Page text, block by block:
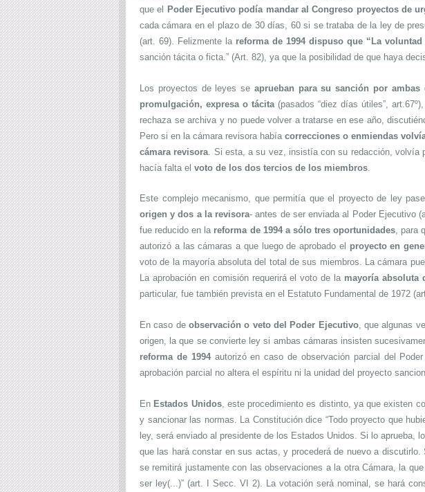
que el
Poder Ejecutivo podía mandar al Congreso proyectos de
cada cámara en el plazo de 30 días, 60 si se trataba de la ley de
(art. 69). Felizmente la reforma de 1994 dispuso que “La
sanción tácita o ficta.” (Art. 82), ya que la posibilidad de que haya
Los proyectos de leyes se aprueban para su sanción por
promulgación, expresa o tácita (pasados “diez días útiles”,
rechaza se archiva y no puede volver a tratarse en ese año,
Pero si en la cámara revisora había correcciones o enmiendas
cámara revisora . Si esta, a su vez, insistía con su redacción,
hacía falta el voto de los dos tercios de los miembros
Este complejo mecanismo, que permitía que el proyecto de ley
origen y dos a la revisora- antes de ser enviada al Poder Ejecutivo
fue reducido en la reforma de 1994 a sólo tres oportunidades, para
autorizó a las cámaras a que luego de aprobado el proyecto en
voto de la mayoría absoluta del total de sus miembros. La cámara
La aprobación en comisión requerirá el voto de la mayoría absoluta
particular, fue también prevista en el Estatuto Fundamental de 1972
En caso de observación o veto del Poder Ejecutivo, que algunas
origen, la que se convierte ley si ambas cámaras insisten
reforma de 1994autorizó en caso de observación parcial del
aprobación parcial no altera el espíritu ni la unidad del proyecto
En Estados Unidos, este procedimiento es distinto, ya que existen
y sancionar las normas. La Constitución dice “Todo proyecto que
ley, será enviado al presidente de los Estados Unidos. Si lo aprueba,
que las hará constar en sus actas, y procederá de nuevo a
se remitirá justamente con las observaciones a la otra Cámara, la
ser ley(...)” (art. I Secc. VI 2). La votación será nominal, se hará